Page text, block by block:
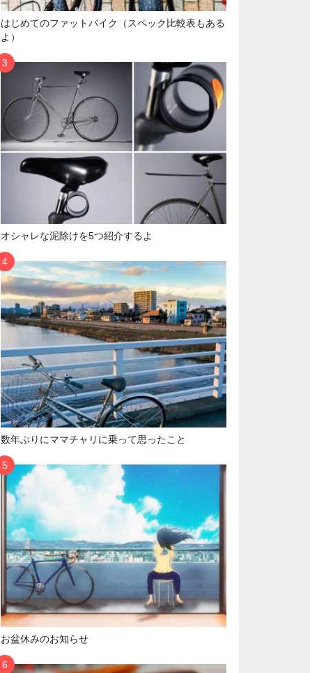
はじめてのファットバイク（スペック比較表もある
よ）
オシャレな泥除けを5つ紹介するよ
数年ぶりにママチャリに乗って思ったこと
お盆休みのお知らせ